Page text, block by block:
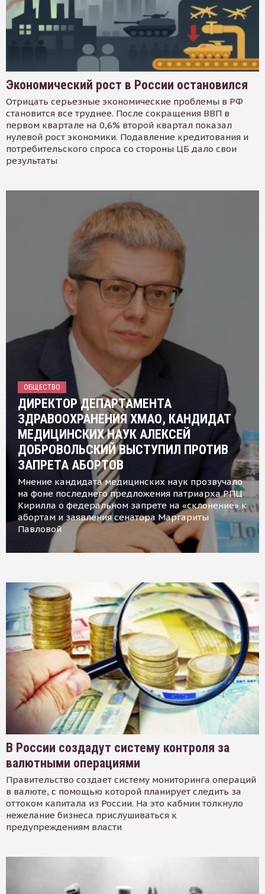
Экономический рост в России остановился
Отрицать серьезные экономические проблемы в РФ
становится все труднее. После сокращения ВВП в
первом квартале на 0,6% второй квартал показал
нулевой рост экономики. Подавление кредитования и
потребительского спроса со стороны ЦБ дало свои
результаты
ОБЩЕСТВО
ДИРЕКТОР ДЕПАРТАМЕНТА
ЗДРАВООХРАНЕНИЯ ХМАО, КАНДИДАТ
МЕДИЦИНСКИХ НАУК АЛЕКСЕЙ
ДОБРОВОЛЬСКИЙ ВЫСТУПИЛ ПРОТИВ
ЗАПРЕТА АБОРТОВ
Мнение кандидата медицинских наук прозвучало
на фоне последнего предложения патриарха РПЦ
Кирилла о федеральном запрете на «склонение» к
абортам и заявления сенатора Маргариты
Павловой
В России создадут систему контроля за
валютными операциями
Правительство создает систему мониторинга операций
в валюте, с помощью которой планирует следить за
оттоком капитала из России. На это кабмин толкнуло
нежелание бизнеса прислушиваться к
предупреждениям власти